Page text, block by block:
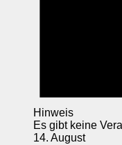
Hinweis
Es gibt keine
14. August